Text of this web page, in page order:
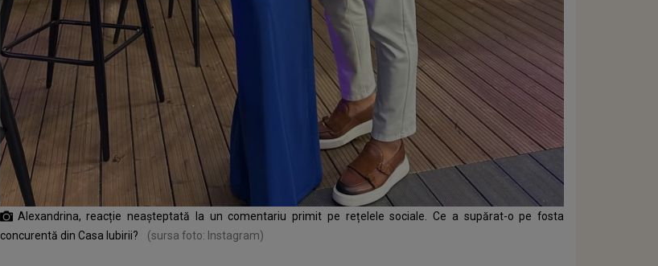
Alexandrina, reacție neașteptată la un comentariu primit pe rețelele sociale. Ce a supărat-o pe fosta
concurentă din Casa Iubirii?
(sursa foto: Instagram)